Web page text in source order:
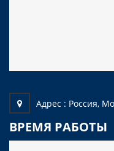
Адрес : Россия,
ВРЕМЯ РАБОТЫ